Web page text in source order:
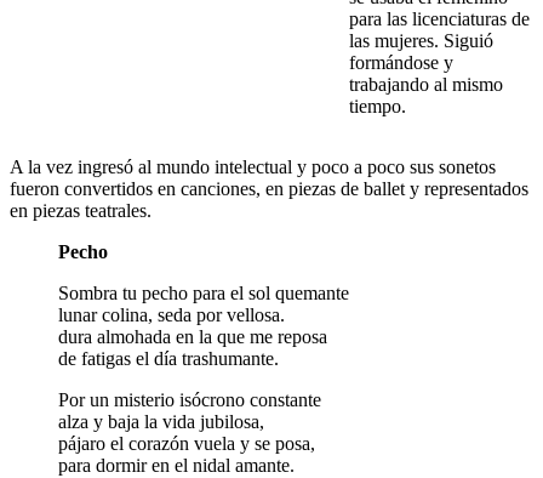
para las licenciaturas de
las mujeres. Siguió
formándose y
trabajando al mismo
tiempo.
A la vez ingresó al mundo intelectual y poco a poco sus sonetos
fueron convertidos en canciones, en piezas de ballet y representados
en piezas teatrales.
Pecho
Sombra tu pecho para el sol quemante
lunar colina, seda por vellosa.
dura almohada en la que me reposa
de fatigas el día trashumante.
Por un misterio isócrono constante
alza y baja la vida jubilosa,
pájaro el corazón vuela y se posa,
para dormir en el nidal amante.